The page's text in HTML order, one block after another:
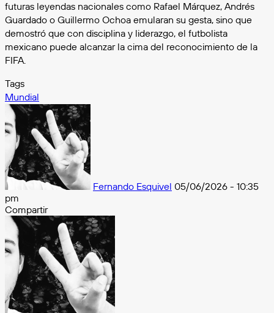
futuras leyendas nacionales como Rafael Márquez, Andrés
Guardado o Guillermo Ochoa emularan su gesta, sino que
demostró que con disciplina y liderazgo, el futbolista
mexicano puede alcanzar la cima del reconocimiento de la
FIFA.
Tags
Mundial
Fernando Esquivel 05/06/2026 - 10:35
pm
Compartir
Facebook
XMessenger
Messenger
WhatsApp
Telegram
Compartir
por
e-
mail